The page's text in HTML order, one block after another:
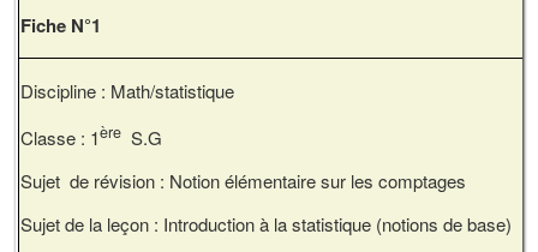
Fiche N°1
Discipline : Math/
Classe : 1ère S.G
Sujet de révision : Notion élémentaire sur les comptages
Sujet de la leçon : Introduction à la statistique (notions de base)